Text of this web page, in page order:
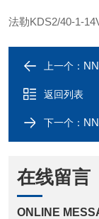
法勒KDS2/40-1-
上一个：
返回列表
下一个：
在线留言
ONLINE